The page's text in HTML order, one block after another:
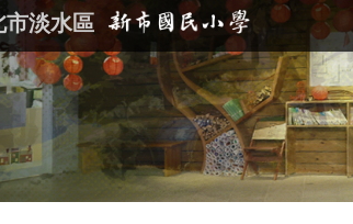
市淡水區